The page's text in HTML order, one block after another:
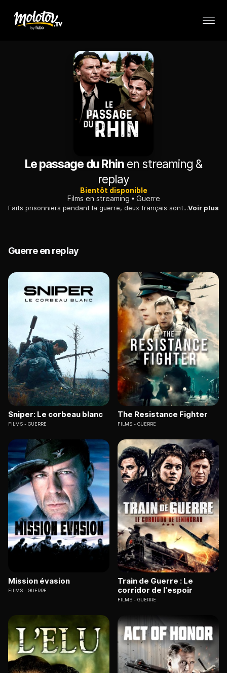
Le passage du Rhin en streaming &
replay
Bientôt disponible
Films en streaming
Guerre
Faits prisonniers pendant la guerre, deux français sont envoyés comme travailleurs agricoles dans un village allemand en juin 1940...Voir plus
Guerre en replay
Sniper: Le corbeau blanc
FILMS GUERRE
The Resistance Fighter
FILMS GUERRE
Mission évasion
FILMS GUERRE
Train de Guerre : Le
corridor de l'espoir
FILMS GUERRE